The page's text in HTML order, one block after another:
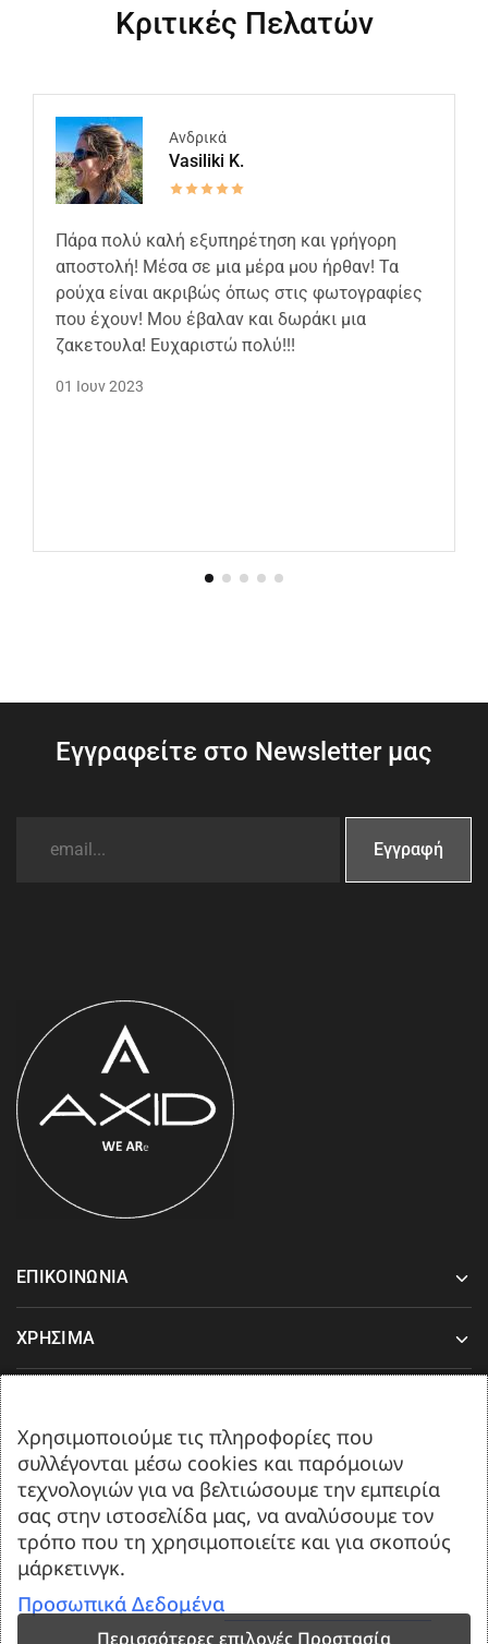
Κριτικές Πελατών
Ανδρικά
Vasiliki K.
Πάρα πολύ καλή εξυπηρέτηση και γρήγορη
αποστολή! Μέσα σε μια μέρα μου ήρθαν! Τα
ρούχα είναι ακριβώς όπως στις φωτογραφίες
που έχουν! Μου έβαλαν και δωράκι μια
ζακετουλα! Ευχαριστώ πολύ!!!
01 Ιουν 2023
Εγγραφείτε στο Newsletter μας
ΕΠΙΚΟΙΝΩΝΙΑ
ΧΡΗΣΙΜΑ
Δευτέρα-Παρασκευή 08:00-17:00
Σάββατο 08:00 έως 13:00.
Χρησιμοποιούμε τις πληροφορίες που
συλλέγονται μέσω cookies και παρόμοιων
τεχνολογιών για να βελτιώσουμε την εμπειρία
σας στην ιστοσελίδα μας, να αναλύσουμε τον
τρόπο που τη χρησιμοποιείτε και για σκοπούς
μάρκετινγκ.
Προσωπικά Δεδομένα
Περισσότερες επιλογές Προστασία